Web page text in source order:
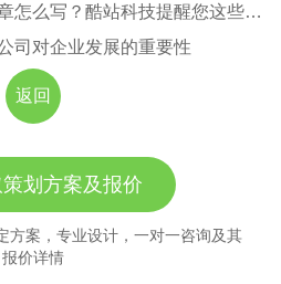
上一篇：企业网站优化文章怎么写？酷站科技提醒您这些问题要弄明白！
司对企业发展的重要性
返回
划方案及报价
方案，专业设计，一对一咨询及其
报价详情